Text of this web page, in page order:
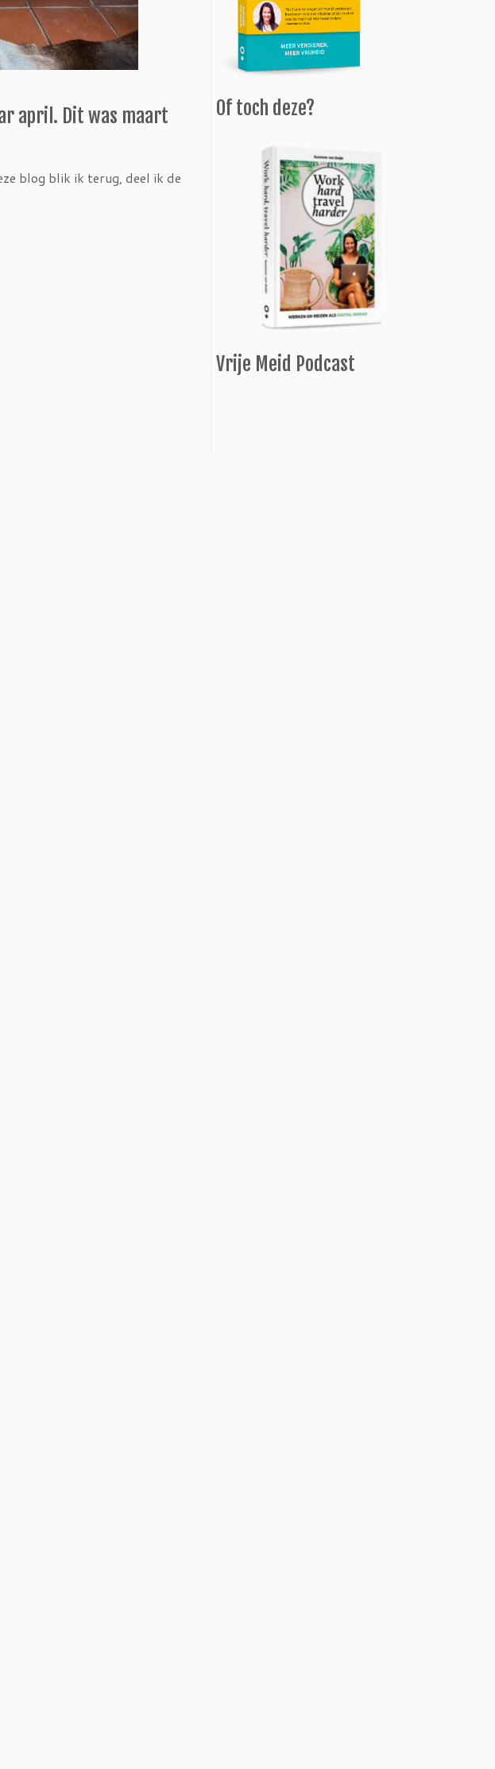
april. Dit was maart
blog blik ik terug, deel ik de
Of toch deze?
Vrije Meid Podcast